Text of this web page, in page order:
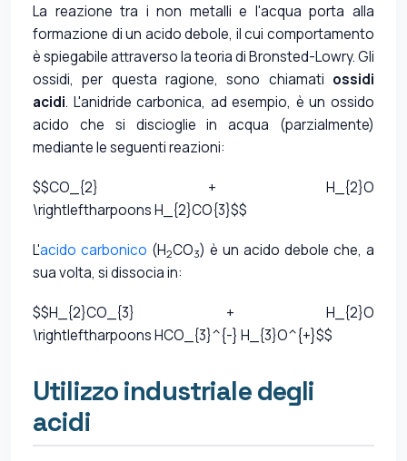
La reazione tra i non metalli e l'acqua porta alla
formazione di un acido debole, il cui comportamento
è spiegabile attraverso la teoria di Bronsted-Lowry. Gli
ossidi, per questa ragione, sono chiamati ossidi
acidi. L'anidride carbonica, ad esempio, è un ossido
acido che si discioglie in acqua (parzialmente)
mediante le seguenti reazioni:
$$CO_{2} + H_{2}O
\rightleftharpoons H_{2}CO{3}$$
L'acido carbonico (H2CO3) è un acido debole che, a
sua volta, si dissocia in:
$$H_{2}CO_{3} + H_{2}O
\rightleftharpoons HCO_{3}^{-} H_{3}O^{+}$$
Utilizzo industriale degli
acidi